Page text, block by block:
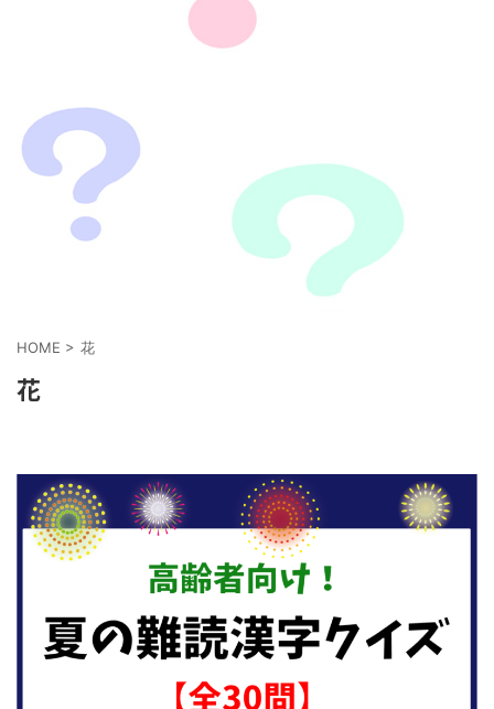
HOME > 花
花